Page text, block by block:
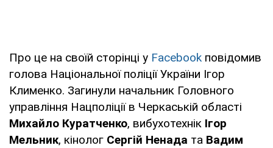
Про це на своїй сторінці у Facebook повідомив
голова Національної поліції України Ігор
Клименко. Загинули начальник Головного
управління Нацполіції в Черкаській області
Михайло Куратченко, вибухотехнік Ігор
Мельник, кінолог Сергій Ненада та Вадим